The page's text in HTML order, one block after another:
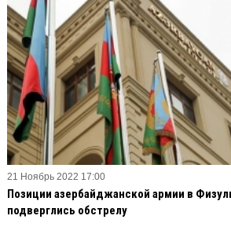
21 Ноябрь 2022 17:00
Позиции азербайджанской армии в
подверглись обстрелу